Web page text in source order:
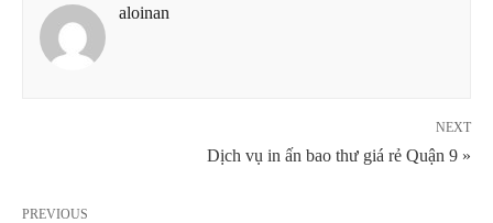
aloinan
NEXT
Dịch vụ in ấn bao thư giá rẻ Quận 9 »
PREVIOUS